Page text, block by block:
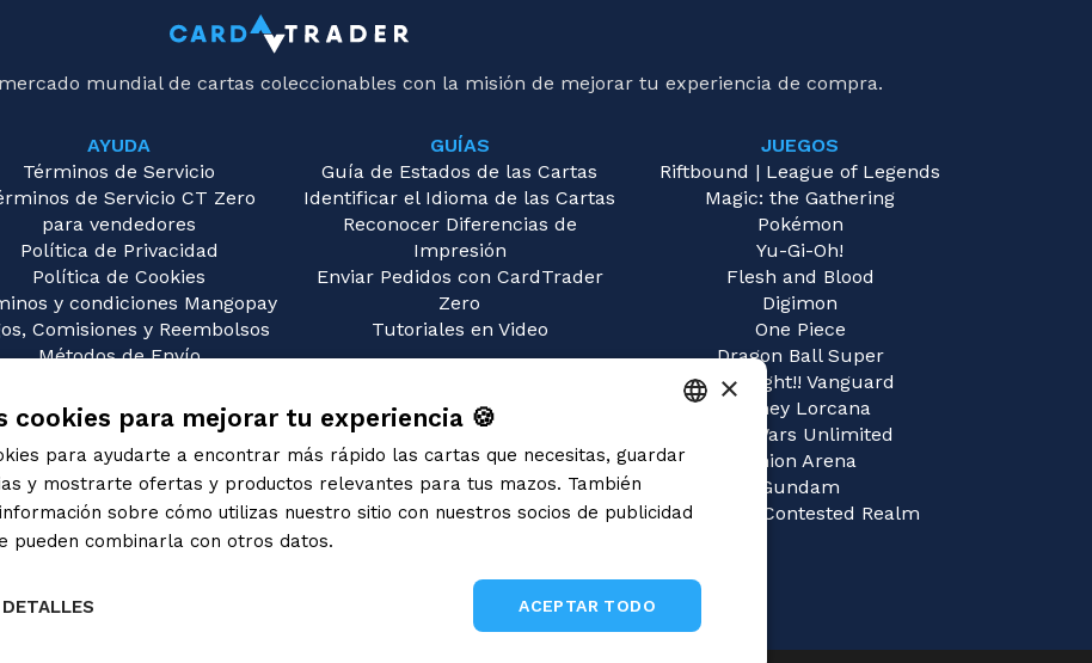
mundial de cartas coleccionables con la misión de mejorar tu experiencia de compra.
AYUDA
Términos de Servicio
de Servicio CT Zero
para vendedores
Política de Privacidad
Política de Cookies
y condiciones Mangopay
Comisiones y Reembolsos
Métodos de Envío
Contáctanos
GUÍAS
Guía de Estados de las Cartas
Identificar el Idioma de las Cartas
Reconocer Diferencias de
Impresión
Enviar Pedidos con CardTrader
Zero
Tutoriales en Video
JUEGOS
Riftbound | League of Legends
Magic: the Gathering
Pokémon
Yu-Gi-Oh!
Flesh and Blood
Digimon
One Piece
Dragon Ball Super
Cardfight!! Vanguard
Disney Lorcana
Star Wars Unlimited
Union Arena
Gundam
Sorcery: Contested Realm
ITALIAN
×
cookies para mejorar tu experiencia 🍪
para ayudarte a encontrar más rápido las cartas que necesitas, guardar
y mostrarte ofertas y productos relevantes para tus mazos. También
sobre cómo utilizas nuestro sitio con nuestros socios de publicidad
pueden combinarla con otros datos.
ACEPTAR TODO